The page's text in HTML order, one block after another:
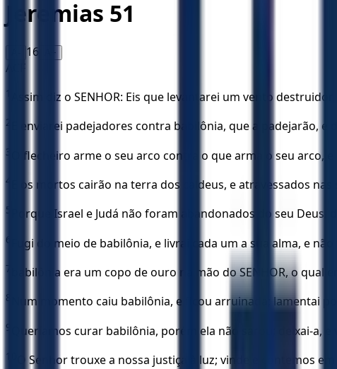
Jeremias 51
16 A+
ACF
1 Assim diz o SENHOR: Eis que levantarei um vento
2 E enviarei padejadores contra babilônia, que a padejarão,
3 O flecheiro arme o seu arco contra o que arma o seu arco,
4 E os mortos cairão na terra dos caldeus, e atravessados nas
5 Porque Israel e Judá não foram abandonados do seu
6 Fugi do meio de babilônia, e livrai cada um a sua alma, e
7 babilônia era um copo de ouro na mão do SENHOR, o
8 Num momento caiu babilônia, e ficou arruinada; lamentai
9 Queríamos curar babilônia, porém ela não sarou; deixai-a,
10 O Senhor trouxe a nossa justiça à luz; vinde e contemos